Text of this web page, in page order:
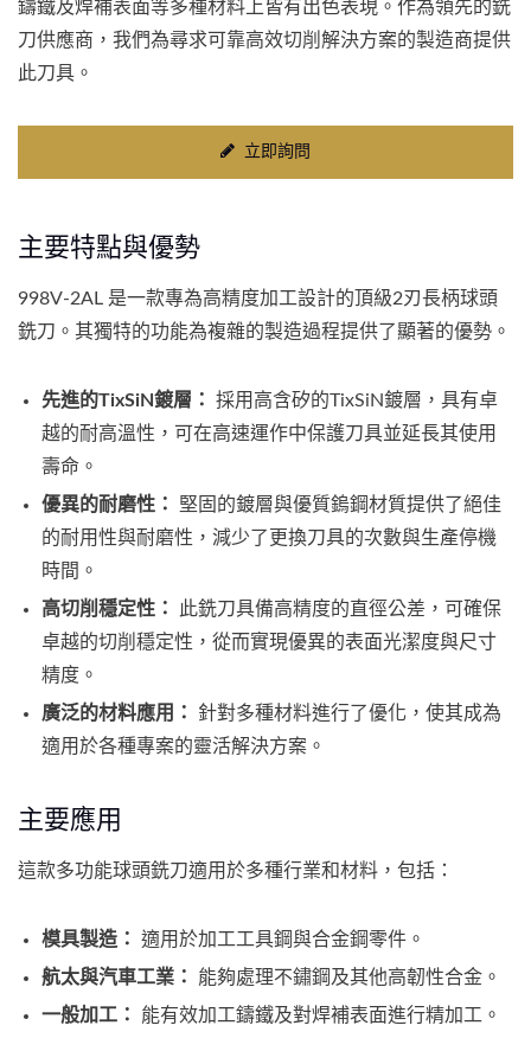
鑄鐵及焊補表面等多種材料上皆有出色表現。作為領先的銑
刀供應商，我們為尋求可靠高效切削解決方案的製造商提供
此刀具。
立即詢問
主要特點與優勢
998V-2AL 是一款專為高精度加工設計的頂級2刃長柄球頭
銑刀。其獨特的功能為複雜的製造過程提供了顯著的優勢。
先進的TixSiN鍍層：
採用高含矽的TixSiN鍍層，具有卓
越的耐高溫性，可在高速運作中保護刀具並延長其使用
壽命。
優異的耐磨性：
堅固的鍍層與優質鎢鋼材質提供了絕佳
的耐用性與耐磨性，減少了更換刀具的次數與生產停機
時間。
高切削穩定性：
此銑刀具備高精度的直徑公差，可確保
卓越的切削穩定性，從而實現優異的表面光潔度與尺寸
精度。
廣泛的材料應用：
針對多種材料進行了優化，使其成為
適用於各種專案的靈活解決方案。
主要應用
這款多功能球頭銑刀適用於多種行業和材料，包括：
模具製造：
適用於加工工具鋼與合金鋼零件。
航太與汽車工業：
能夠處理不鏽鋼及其他高韌性合金。
一般加工：
能有效加工鑄鐵及對焊補表面進行精加工。